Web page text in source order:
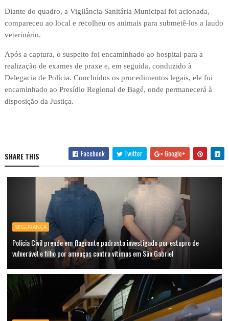
Diante do quadro, a Vigilância Sanitária Municipal foi acionada,
compareceu ao local e recolheu os animais para submetê-los a laudo
veterinário.
Após a captura, o suspeito foi encaminhado ao hospital para a
realização de exames de praxe e, em seguida, conduzido à
Delegacia de Polícia. Concluídos os procedimentos legais, ele foi
encaminhado ao Presídio Regional de Bagé, onde permanecerá à
disposição da Justiça.
SHARE THIS Facebook Twitter Google+
SEGURANÇA
Polícia Civil prende em flagrante padrasto investigado por estupro de
vulnerável e filho por ameaças contra vítimas em São Gabriel